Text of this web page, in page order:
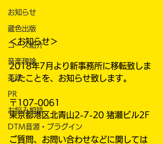
お知らせ
蔵色出版
コース紹介
音楽理論
英語
PR
お悩み相談
DTM音源・プラグイン
＜お知らせ＞
2018年7月より新事務所に移転致しま
したことを、お知らせ致します。
〒107-0061
東京都港区北青山2-7-20 猪瀬ビル2F
ご質問、お問い合わせなどに関しては